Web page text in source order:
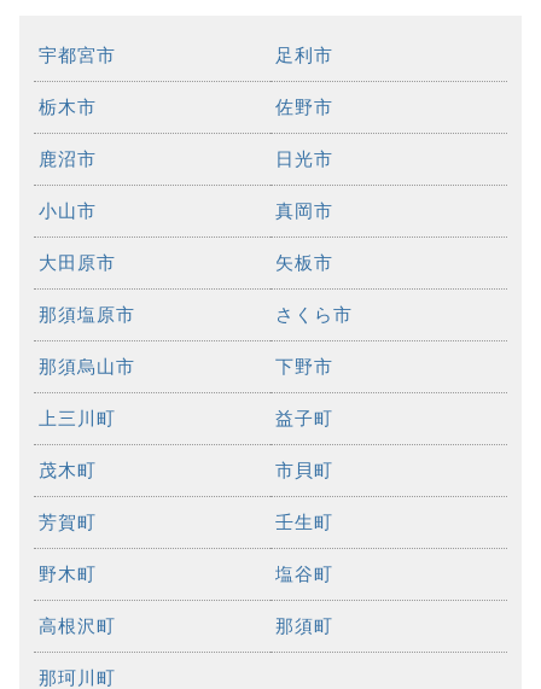
宇都宮市 足利市
栃木市 佐野市
鹿沼市 日光市
小山市 真岡市
大田原市 矢板市
那須塩原市 さくら市
那須烏山市 下野市
上三川町 益子町
茂木町 市貝町
芳賀町 壬生町
野木町 塩谷町
高根沢町 那須町
那珂川町